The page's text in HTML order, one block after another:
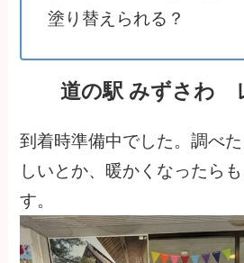
塗り替えられる？
道の駅 みずさわ
到着時準備中でした。調べ
しいとか、暖かくなったら
す。